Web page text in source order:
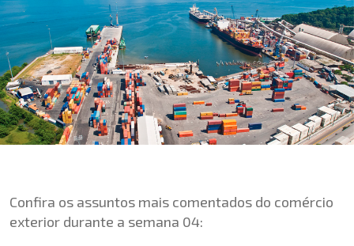
Confira os assuntos mais comentados do comércio
exterior durante a semana 04: